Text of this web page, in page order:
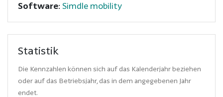
Software: Simdle mobility
Statistik
Die Kennzahlen können sich auf das Kalenderjahr beziehen
oder auf das Betriebsjahr, das in dem angegebenen Jahr
endet.